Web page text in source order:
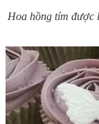
Hoa hồng tím được